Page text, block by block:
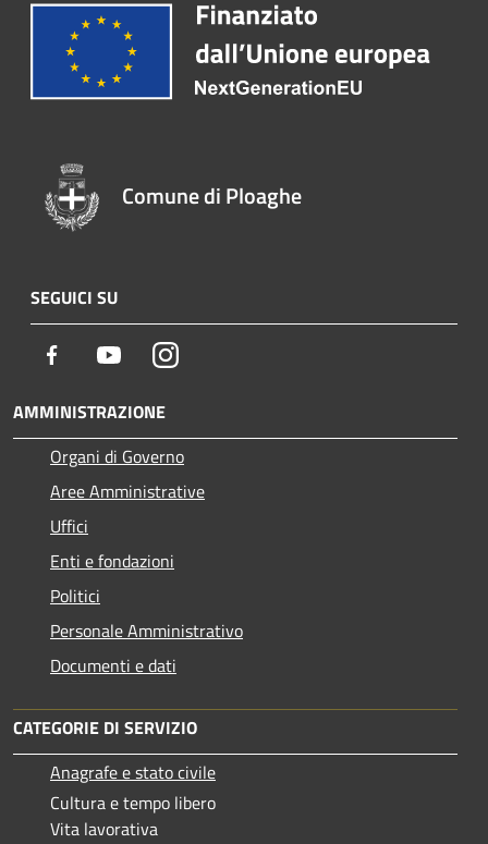
Comune di Ploaghe
SEGUICI SU
Facebook YoutubeInstagram
AMMINISTRAZIONE
Organi di Governo
Aree Amministrative
Uffici
Enti e fondazioni
Politici
Personale Amministrativo
Documenti e dati
CATEGORIE DI SERVIZIO
Anagrafe e stato civile
Cultura e tempo libero
Vita lavorativa